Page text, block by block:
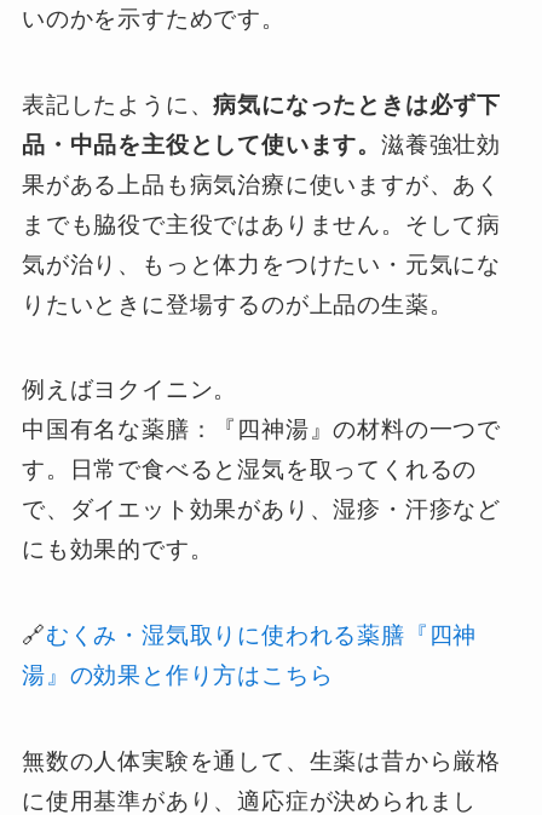
いのかを示すためです。
表記したように、病気になったときは必ず下
品・中品を主役として使います。 滋養強壮効
果がある上品も病気治療に使いますが、あく
までも脇役で主役ではありません。そして病
気が治り、もっと体力をつけたい・元気にな
りたいときに登場するのが上品の生薬。
例えばヨクイニン。
中国有名な薬膳：『四神湯』の材料の一つで
す。日常で食べると湿気を取ってくれるの
で、ダイエット効果があり、湿疹・汗疹など
にも効果的です。
🔗むくみ・湿気取りに使われる薬膳『四神
湯』の効果と作り方はこちら
無数の人体実験を通して、生薬は昔から厳格
に使用基準があり、適応症が決められまし